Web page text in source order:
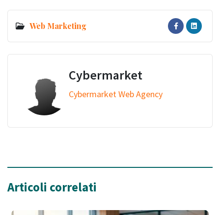
Web Marketing
Cybermarket
Cybermarket Web Agency
Articoli correlati